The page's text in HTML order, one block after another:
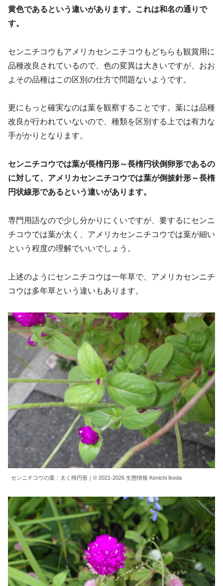
黄色であるという違いがあります。これは和名の通りで
す。
センニチコウもアメリカセンニチコウもどちらも観賞用に
品種改良されているので、色の変異は大きいですが、おお
よその品種はこの区別の仕方で問題ないようです。
更にもっと確実なのは葉を観察することです。葉には品種
改良が行われていないので、種類を区別する上では有力な
手がかりとなります。
センニチコウでは葉が長楕円形～長楕円状倒卵形であるの
に対して、アメリカセンニチコウでは葉が倒披針形～長楕
円状線形であるという違いがあります。
専門用語なので少し分かりにくいですが、要するにセンニ
チコウでは葉が太く、アメリカセンニチコウでは葉が細い
という程度の理解でいいでしょう。
上述のようにセンニチコウは一年草で、アメリカセンニチ
コウは多年草という違いもあります。
センニチコウの葉：太く楕円形｜© 2021-2026 生態情報 Kenichi Ikeda